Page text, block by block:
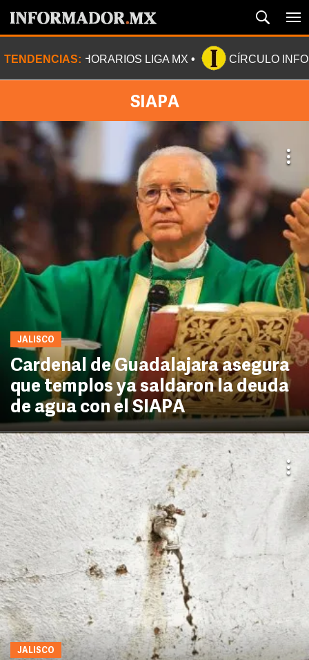
TENDENCIAS: HORARIOS LIGA MX CÍRCULO
SIAPA
JALISCO
Cardenal de Guadalajara asegura
que templos ya saldaron la deuda
de agua con el SIAPA
JALISCO